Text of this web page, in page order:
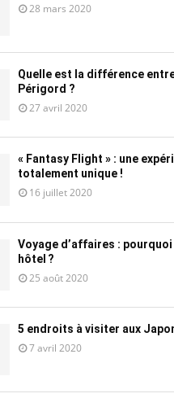
28 mars 2020
Quelle est la différence
Périgord ?
27 avril 2020
« Fantasy Flight » : une
totalement unique !
16 juillet 2020
Voyage d’affaires :
hôtel ?
25 août 2020
5 endroits à visiter aux
7 avril 2020